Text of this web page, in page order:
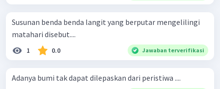
Susunan benda benda langit yang berputar mengelilingi
matahari disebut....
1 0.0 Jawaban terverifikasi
Adanya bumi tak dapat dilepaskan dari peristiwa ....